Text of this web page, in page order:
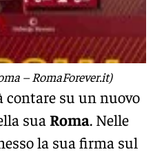
– RomaForever.it)
contare su un nuovo
sua Roma. Nelle
la sua firma sul